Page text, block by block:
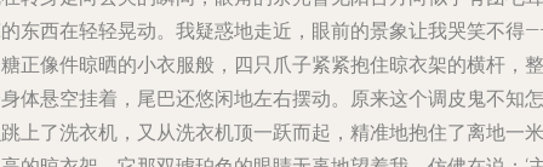
东西在轻轻晃动。我疑惑地走近，眼前的景象让我哭笑不得
正像件晾晒的小衣服般，四只爪子紧紧抱住晾衣架的横杆，整
体悬空挂着，尾巴还悠闲地左右摆动。原来这个调皮鬼不知怎
上了洗衣机，又从洗衣机顶一跃而起，精准地抱住了离地一米